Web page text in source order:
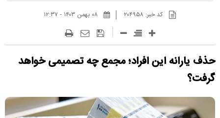
کد خبر:۲۰۴۹۵۸ ۰۸ بهمن ۱۴۰۳ - ۱۲:۳۷
حذف یارانه این افراد؛ مجمع چه تصمیمی خواهد
گرفت؟